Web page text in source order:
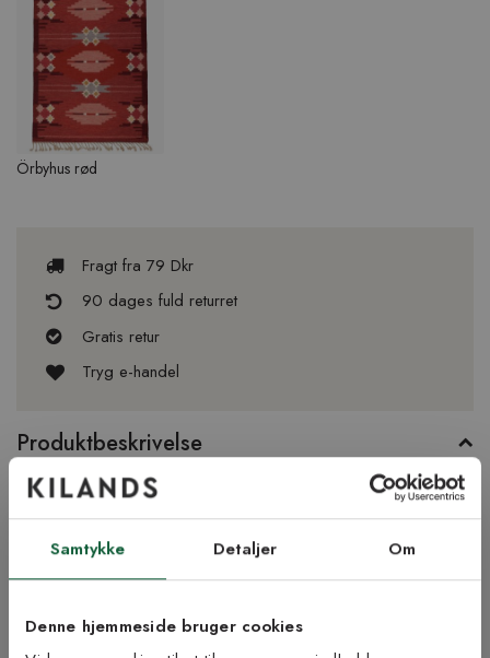
Samtykke Detaljer Om
Denne hjemmeside bruger cookies
Örbyhus rød
Fragt fra 79 Dkr
90 dages fuld returret
Gratis retur
Tryg e-handel
Produktbeskrivelse
Det håndvævede uldtæppe Örbyhus fremstilles af det svenske
designfirma Axeco. Tæppet fremstilles i højeste uldkvalitet med
hør i varpen. Her ser du det i farven blå.
Produktinformation